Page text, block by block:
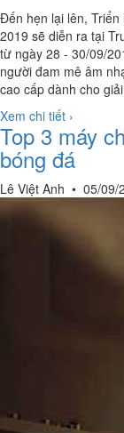
Đến hẹn lại lên,
2019 sẽ diễn ra tại
từ ngày 28 - 30/09/
người đam mê âm
cao cấp dành cho
Xem chi tiết ›
Top 3 máy
bóng đá
Lê Việt Anh • 05/09/